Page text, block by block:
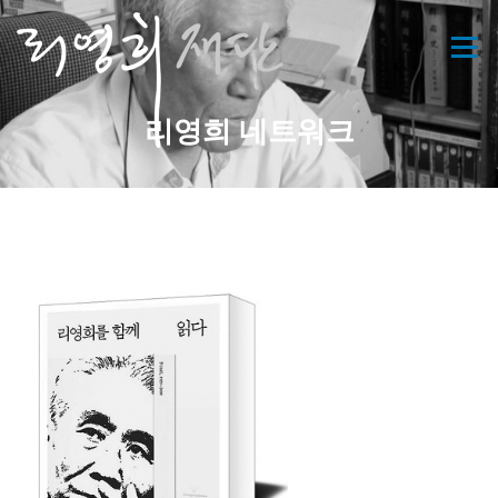
콘
텐
츠
로
바
로
가
기
메뉴
리영희 네트워크